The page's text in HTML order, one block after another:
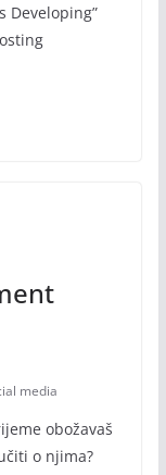
Developing”
media
obožavaš
o njima?